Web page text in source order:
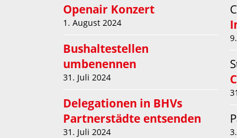
Openair Konzert
1. August 2024
Bushaltestellen
umbenennen
31. Juli 2024
Delegationen in BHVs
Partnerstädte entsenden
31. Juli 2024